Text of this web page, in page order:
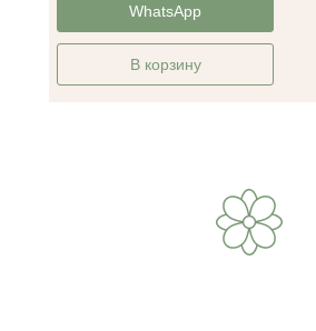
-32%WhatsApp
В корзину